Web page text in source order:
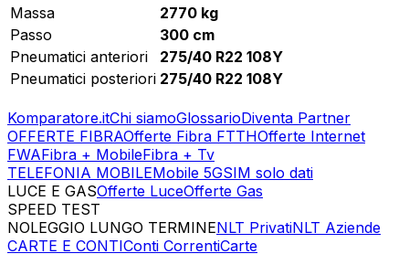
Massa
2770 kg
Passo
300 cm
Pneumatici anteriori
275/40 R22 108Y
Pneumatici posteriori 275/40 R22 108Y
Komparatore.itChi siamoGlossarioDiventa Partner
OFFERTE FIBRAOfferte Fibra FTTHOfferte Internet
FWAFibra + MobileFibra + Tv
TELEFONIA MOBILEMobile 5GSIM solo dati
LUCE E GASOfferte LuceOfferte Gas
SPEED TEST
NOLEGGIO LUNGO TERMINENLT PrivatiNLT Aziende
CARTE E CONTIConti CorrentiCarte